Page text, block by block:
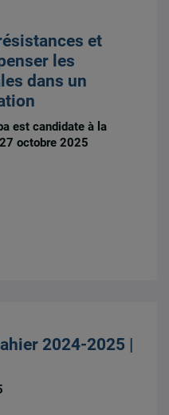
et
les
dans un
est candidate à la
octobre 2025
2024-2025 |